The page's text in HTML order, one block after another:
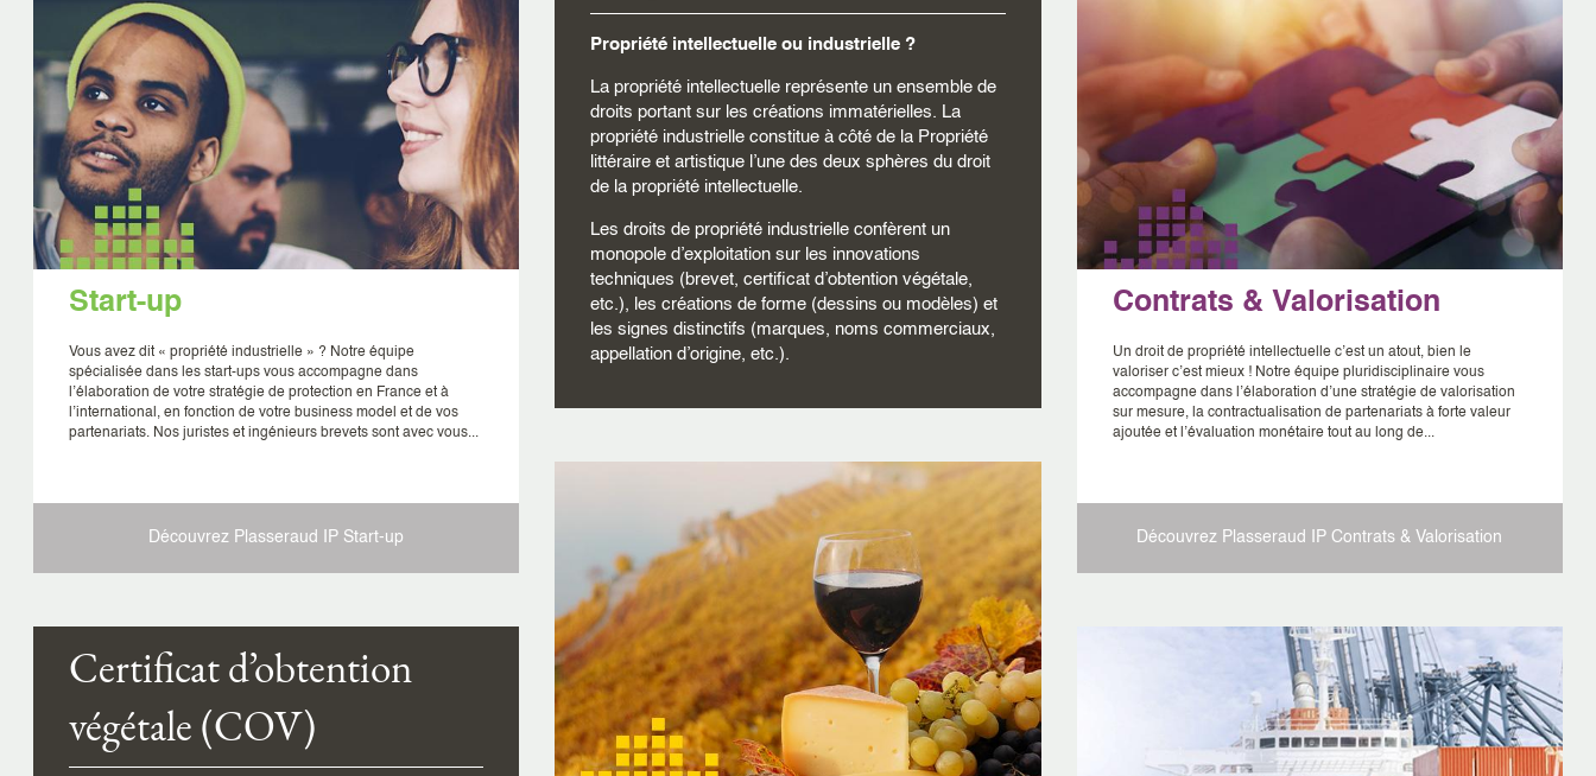
Start-up
Vous avez dit « propriété industrielle » ? Notre équipe
spécialisée dans les start-ups vous accompagne dans
l’élaboration de votre stratégie de protection en France et à
l’international, en fonction de votre business model et de vos
partenariats. Nos juristes et ingénieurs brevets sont avec vous...
Découvrez Plasseraud IP Start-up
Propriété intellectuelle ou industrielle ?
La propriété intellectuelle représente un ensemble de
droits portant sur les créations immatérielles. La
propriété industrielle constitue à côté de la Propriété
littéraire et artistique l’une des deux sphères du droit
de la propriété intellectuelle.
Les droits de propriété industrielle confèrent un
monopole d’exploitation sur les innovations
techniques (brevet, certificat d’obtention végétale,
etc.), les créations de forme (dessins ou modèles) et
les signes distinctifs (marques, noms commerciaux,
appellation d’origine, etc.).
Contrats & Valorisation
Un droit de propriété intellectuelle c’est un atout, bien le
valoriser c’est mieux ! Notre équipe pluridisciplinaire vous
accompagne dans l’élaboration d’une stratégie de valorisation
sur mesure, la contractualisation de partenariats à forte valeur
ajoutée et l’évaluation monétaire tout au long de...
Découvrez Plasseraud IPContrats & Valorisation
Certificat d’obtention
végétale (COV)